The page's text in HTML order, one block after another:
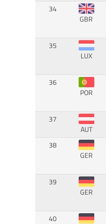
34
GBR
35
LUX
36
POR
37
AUT
38
GER
39
GER
40